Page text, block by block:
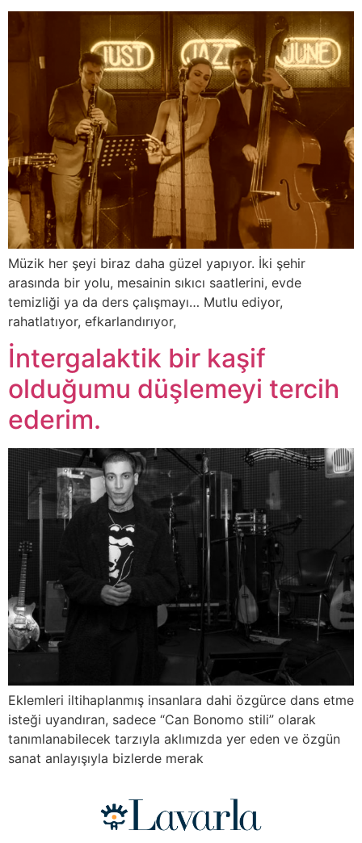
Müzik her şeyi biraz daha güzel yapıyor. İki şehir
arasında bir yolu, mesainin sıkıcı saatlerini, evde
temizliği ya da ders çalışmayı… Mutlu ediyor,
rahatlatıyor, efkarlandırıyor,
İntergalaktik bir kaşif
olduğumu düşlemeyi tercih
ederim.
Eklemleri iltihaplanmış insanlara dahi özgürce dans etme
isteği uyandıran, sadece “Can Bonomo stili” olarak
tanımlanabilecek tarzıyla aklımızda yer eden ve özgün
sanat anlayışıyla bizlerde merak